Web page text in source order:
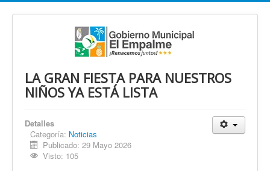
LA GRAN FIESTA PARA NUESTROS
NIÑOS YA ESTÁ LISTA
Detalles
Categoría: Noticias
Publicado: 29 Mayo 2026
Visto: 105